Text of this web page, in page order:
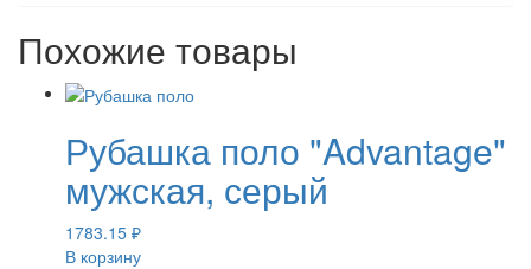
Похожие товары
Рубашка поло "Advantage"
мужская, серый
1783.15 ₽
В корзину